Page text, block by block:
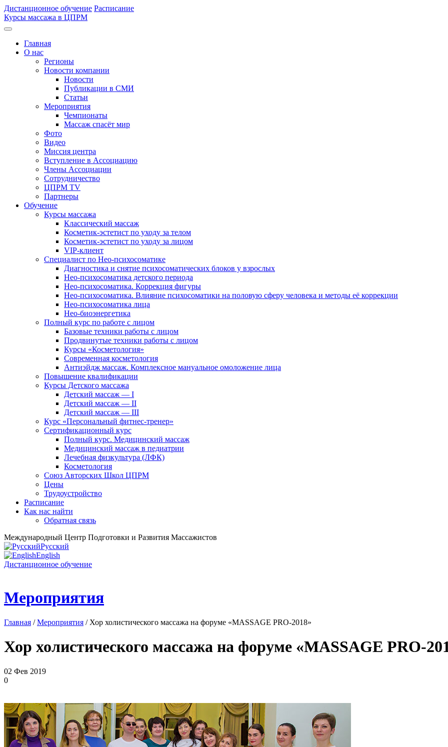
Дистанционное обучение Расписание
Курсы массажа в ЦПРМ
Главная
О нас
Регионы
Новости компании
Новости
Публикации в СМИ
Статьи
Мероприятия
Чемпионаты
Массаж спасёт мир
Фото
Видео
Миссия центра
Вступление в Ассоциацию
Члены Ассоциации
Сотрудничество
ЦПРМ TV
Партнеры
Oбучение
Курсы массажа
Классический массаж
Косметик-эстетист по уходу за телом
Косметик-эстетист по уходу за лицом
VIP-клиент
Специалист по Нео-психосоматике
Диагностика и снятие психосоматических блоков у взрослых
Нео-психосоматика детского периода
Нео-психосоматика. Коррекция фигуры
Нео-психосоматика. Влияние психосоматики на половую сферу человека и методы её коррекции
Нео-психосоматика лица
Нео-биоэнергетика
Полный курс по работе с лицом
Базовые техники работы с лицом
Продвинутые техники работы с лицом
Курсы «Косметология»
Современная косметология
Антиэйдж массаж. Комплексное мануальное омоложение лица
Повышение квалификации
Курсы Детского массажа
Детский массаж — I
Детский массаж — II
Детский массаж — III
Курс «Персональный фитнес-тренер»
Сертификационный курс
Полный курс. Медицинский массаж
Медицинский массаж в педиатрии
Лечебная физкультура (ЛФК)
Косметология
Союз Авторских Школ ЦПРМ
Цены
Трудоустройство
Расписание
Как нас найти
Обратная связь
Международный Центр Подготовки и Развития Массажистов
Русский
English
Дистанционное обучение
Мероприятия
Главная /Мероприятия / Хор холистического массажа на форуме «MASSAGE PRO-2018»
Хор холистического массажа на форуме «MASSAGE PRO-
02 Фев 2019
0